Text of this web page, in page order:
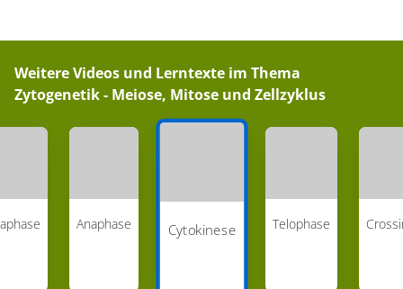
Weitere Videos und Lerntexte im Thema
Zytogenetik - Meiose, Mitose und Zellzyklus
Anaphase Cytokinese Telophase